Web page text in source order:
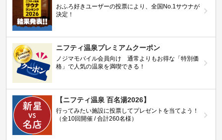
おふろ好きユーザーの投票により、全国No.1サウナが
決定！
ニフティ温泉プレミアムクーポン
ノジマモバイル会員向け 通常よりもお得な「特別価
格」で人気の温泉を満喫できる！
【ニフティ温泉 百名湯2026】
行ってみたい施設に投票してプレゼントを当てよう！
（全10回開催 / 合計260名様）